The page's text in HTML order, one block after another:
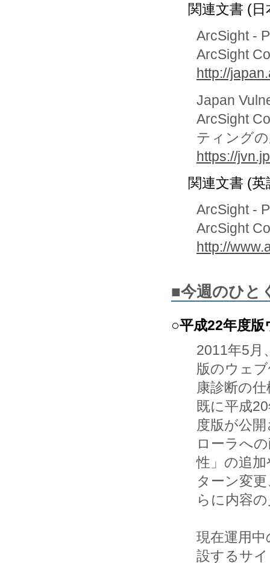
関連文書 (日
ArcSight -
ArcSight
http://
Japan
ArcSight
ティング
https://
関連文書 (英
ArcSight -
ArcSight
http://
■今週のひと
○平成22年度
2011年5月
版のウェ
康診断の
既に平成
度版が公
ローラへ
性」の追
ターン変
らに内容
現在運用
設するサ